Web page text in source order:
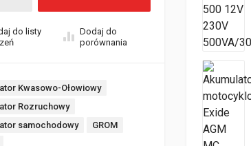
do listy
Dodaj do
porównania
Kwasowo-Ołowiowy
Rozruchowy
samochodowy
GROM